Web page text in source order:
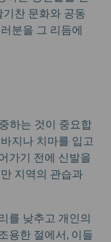
찬 문화와 공동
분을 그 리듬에
하는 것이 중요합
지나 치마를 입고
가기 전에 신발을
지역의 관습과
를 낮추고 개인의
용한 절에서, 이들